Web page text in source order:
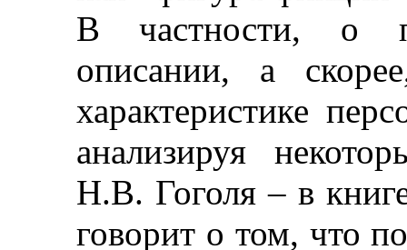
В частности, о
описании, а
характеристике
анализируя
Н.В. Гоголя–в
говорит о том, что